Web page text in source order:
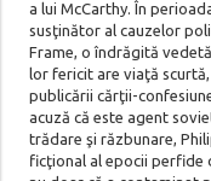
a lui McCarthy. În
susţinător al cauzelor
Frame, o îndrăgită
lor fericit are viaţă scurtă,
publicării cărţii-
acuză că este agent
trădare şi răzbunare,
ficţional al epocii perfide